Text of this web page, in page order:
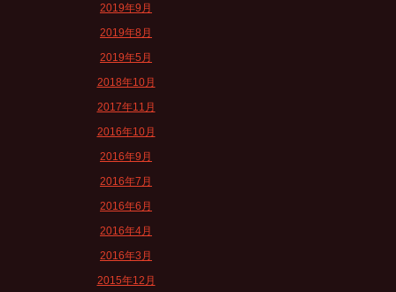
2019年9月
2019年8月
2019年5月
2018年10月
2017年11月
2016年10月
2016年9月
2016年7月
2016年6月
2016年4月
2016年3月
2015年12月